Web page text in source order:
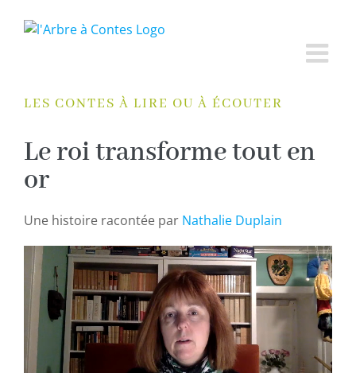
LES CONTES À LIRE OU À ÉCOUTER
Le roi transforme tout en
or
Une histoire racontée par Nathalie Duplain